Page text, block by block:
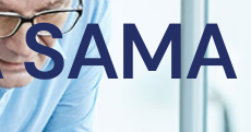
SAMA